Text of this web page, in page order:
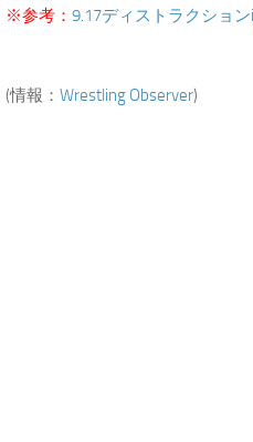
※参考： 9.17ディストラクショ
(情報： Wrestling Observer)